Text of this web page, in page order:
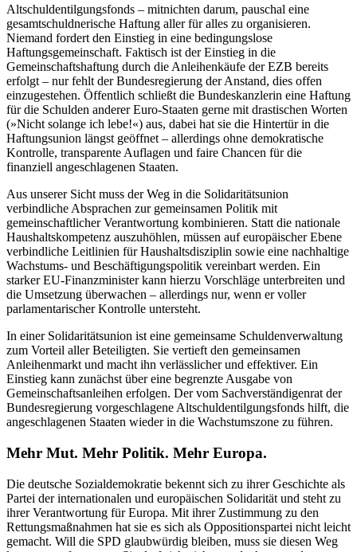
Altschuldentilgungsfonds – mitnichten darum, pauschal eine
gesamtschuldnerische Haftung aller für alles zu organisieren.
Niemand fordert den Einstieg in eine bedingungslose
Haftungsgemeinschaft. Faktisch ist der Einstieg in die
Gemeinschaftshaftung durch die Anleihenkäufe der EZB bereits
erfolgt – nur fehlt der Bundesregierung der Anstand, dies offen
einzugestehen. Öffentlich schließt die Bundeskanzlerin eine Haftung
für die Schulden anderer Euro-Staaten gerne mit drastischen Worten
(»Nicht solange ich lebe!«) aus, dabei hat sie die Hintertür in die
Haftungsunion längst geöffnet – allerdings ohne demokratische
Kontrolle, transparente Auflagen und faire Chancen für die
finanziell angeschlagenen Staaten.
Aus unserer Sicht muss der Weg in die Solidaritätsunion
verbindliche Absprachen zur gemeinsamen Politik mit
gemeinschaftlicher Verantwortung kombinieren. Statt die nationale
Haushaltskompetenz auszuhöhlen, müssen auf europäischer Ebene
verbindliche Leitlinien für Haushaltsdisziplin sowie eine nachhaltige
Wachstums- und Beschäftigungspolitik vereinbart werden. Ein
starker EU-Finanzminister kann hierzu Vorschläge unterbreiten und
die Umsetzung überwachen – allerdings nur, wenn er voller
parlamentarischer Kontrolle untersteht.
In einer Solidaritätsunion ist eine gemeinsame Schuldenverwaltung
zum Vorteil aller Beteiligten. Sie vertieft den gemeinsamen
Anleihenmarkt und macht ihn verlässlicher und effektiver. Ein
Einstieg kann zunächst über eine begrenzte Ausgabe von
Gemeinschaftsanleihen erfolgen. Der vom Sachverständigenrat der
Bundesregierung vorgeschlagene Altschuldentilgungsfonds hilft, die
angeschlagenen Staaten wieder in die Wachstumszone zu führen.
Mehr Mut. Mehr Politik. Mehr Europa.
Die deutsche Sozialdemokratie bekennt sich zu ihrer Geschichte als
Partei der internationalen und europäischen Solidarität und steht zu
ihrer Verantwortung für Europa. Mit ihrer Zustimmung zu den
Rettungsmaßnahmen hat sie es sich als Oppositionspartei nicht leicht
gemacht. Will die SPD glaubwürdig bleiben, muss sie diesen Weg